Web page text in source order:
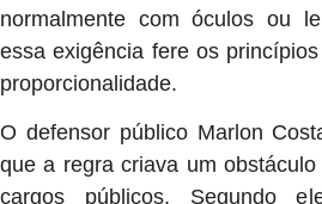
normalmente com óculos ou
essa exigência fere os
proporcionalidade.
O defensor público Marlon
que a regra criava um
cargos públicos. Segundo